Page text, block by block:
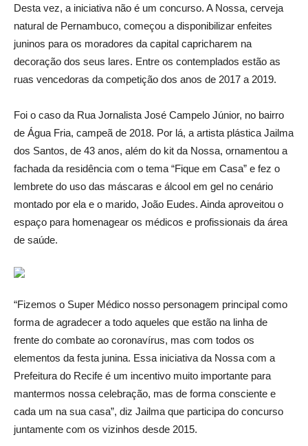
Desta vez, a iniciativa não é um concurso. A Nossa, cerveja
natural de Pernambuco, começou a disponibilizar enfeites
juninos para os moradores da capital capricharem na
decoração dos seus lares. Entre os contemplados estão as
ruas vencedoras da competição dos anos de 2017 a 2019.
Foi o caso da Rua Jornalista José Campelo Júnior, no bairro
de Água Fria, campeã de 2018. Por lá, a artista plástica Jailma
dos Santos, de 43 anos, além do kit da Nossa, ornamentou a
fachada da residência com o tema “Fique em Casa” e fez o
lembrete do uso das máscaras e álcool em gel no cenário
montado por ela e o marido, João Eudes. Ainda aproveitou o
espaço para homenagear os médicos e profissionais da área
de saúde.
“Fizemos o Super Médico nosso personagem principal como
forma de agradecer a todo aqueles que estão na linha de
frente do combate ao coronavírus, mas com todos os
elementos da festa junina. Essa iniciativa da Nossa com a
Prefeitura do Recife é um incentivo muito importante para
mantermos nossa celebração, mas de forma consciente e
cada um na sua casa”, diz Jailma que participa do concurso
juntamente com os vizinhos desde 2015.